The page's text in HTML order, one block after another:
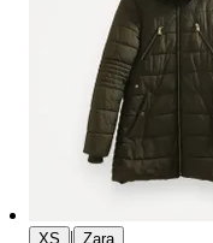
XS | Zara